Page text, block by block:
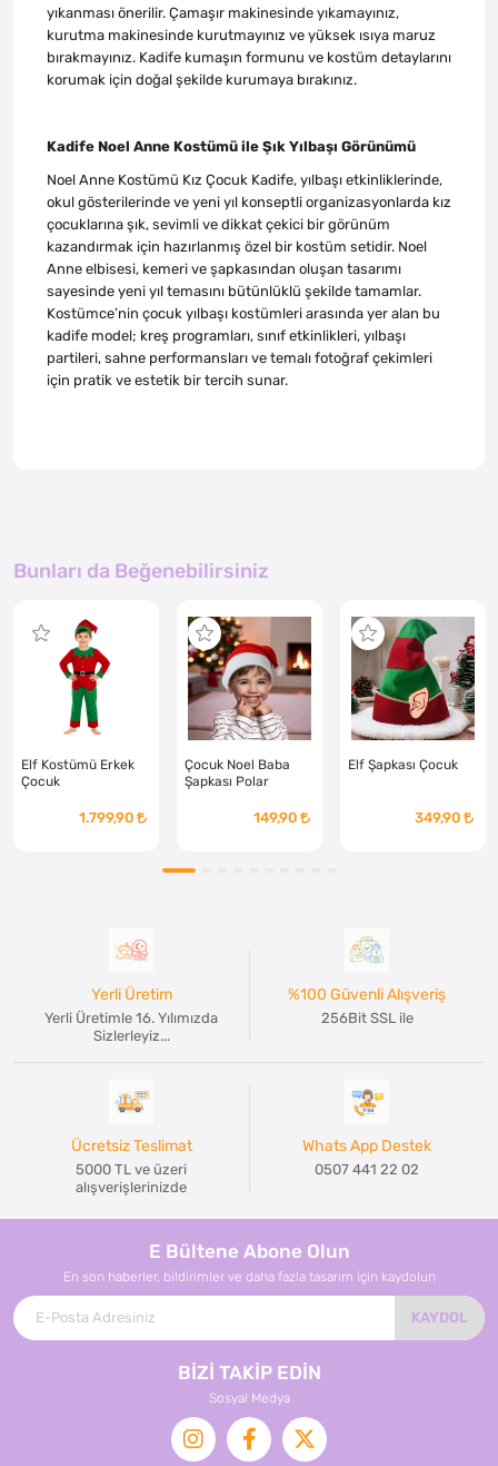
yıkanması önerilir. Çamaşır makinesinde yıkamayınız,
kurutma makinesinde kurutmayınız ve yüksek ısıya maruz
bırakmayınız. Kadife kumaşın formunu ve kostüm detaylarını
korumak için doğal şekilde kurumaya bırakınız.
Kadife Noel Anne Kostümü ile Şık Yılbaşı Görünümü
Noel Anne Kostümü Kız Çocuk Kadife, yılbaşı etkinliklerinde,
okul gösterilerinde ve yeni yıl konseptli organizasyonlarda kız
çocuklarına şık, sevimli ve dikkat çekici bir görünüm
kazandırmak için hazırlanmış özel bir kostüm setidir. Noel
Anne elbisesi, kemeri ve şapkasından oluşan tasarımı
sayesinde yeni yıl temasını bütünlüklü şekilde tamamlar.
Kostümce’nin çocuk yılbaşı kostümleri arasında yer alan bu
kadife model; kreş programları, sınıf etkinlikleri, yılbaşı
partileri, sahne performansları ve temalı fotoğraf çekimleri
için pratik ve estetik bir tercih sunar.
Bunları da Beğenebilirsiniz
Elf Kostümü Erkek
Çocuk
1.799,90
Çocuk Noel Baba
Şapkası Polar
149,90
Elf Şapkası Çocuk
349,90
Yerli Üretim
Yerli Üretimle 16. Yılımızda
Sizlerleyiz...
%100 Güvenli Alışveriş
256Bit SSL ile
Ücretsiz Teslimat
5000 TL ve üzeri
alışverişlerinizde
Whats App Destek
0507 441 22 02
E Bültene Abone Olun
En son haberler, bildirimler ve daha fazla tasarım için kaydolun
KAYDOL
BİZİ TAKİP EDİN
Sosyal Medya